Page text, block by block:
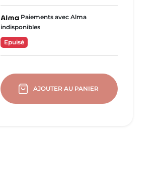
Paiements avec Alma
indisponibles
Epuisé
AJOUTER AU PANIER